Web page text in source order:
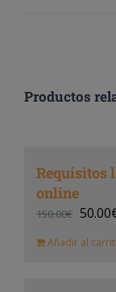
Productos
Requisitos
online
150.00€ 50.00
Añadir al